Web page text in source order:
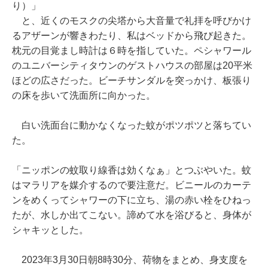
り）」
と、近くのモスクの尖塔から大音量で礼拝を呼びかけ
るアザーンが響きわたり、私はベッドから飛び起きた。
枕元の目覚まし時計は６時を指していた。ペシャワール
のユニバーシティタウンのゲストハウスの部屋は20平米
ほどの広さだった。ビーチサンダルを突っかけ、板張り
の床を歩いて洗面所に向かった。
白い洗面台に動かなくなった蚊がポツポツと落ちてい
た。
「ニッポンの蚊取り線香は効くなぁ」とつぶやいた。蚊
はマラリアを媒介するので要注意だ。ビニールのカーテ
ンをめくってシャワーの下に立ち、湯の赤い栓をひねっ
たが、水しか出てこない。諦めて水を浴びると、身体が
シャキッとした。
2023年3月30日朝8時30分、荷物をまとめ、身支度を